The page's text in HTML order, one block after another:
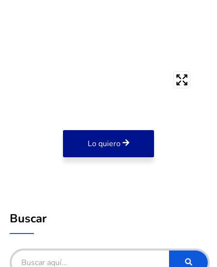
Lo quiero
Buscar